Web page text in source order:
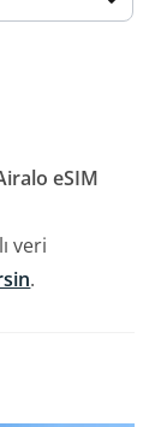
eSIM
veri
.